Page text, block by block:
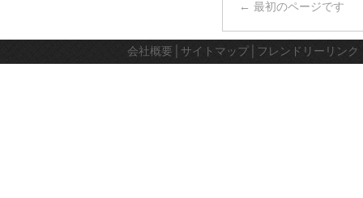
← 最初のページです
会社概要│ サイトマップ│ フレンドリーリンク